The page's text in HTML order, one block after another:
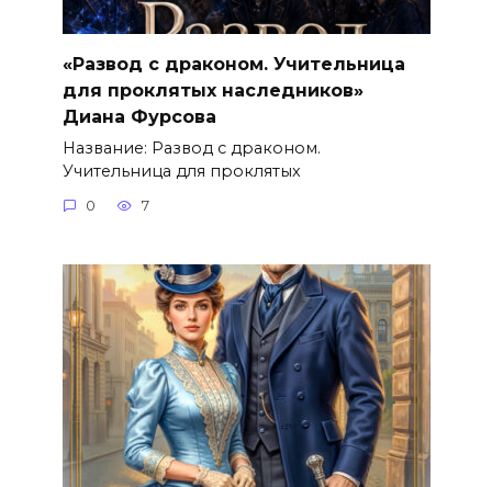
«Развод с драконом. Учительница
для проклятых наследников»
Диана Фурсова
Название: Развод с драконом.
Учительница для проклятых
0 7